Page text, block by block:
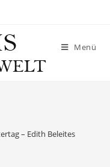
Menü
– Edith Beleites